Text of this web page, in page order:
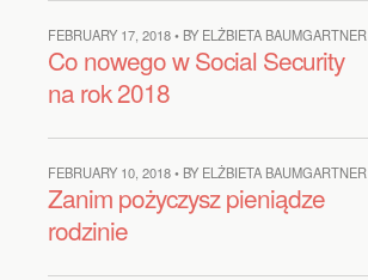
FEBRUARY 17, 2018 • BY ELŻBIETA BAUMGARTNER
Co nowego w Social Security
na rok 2018
FEBRUARY 10, 2018 • BY ELŻBIETA BAUMGARTNER
Zanim pożyczysz pieniądze
rodzinie